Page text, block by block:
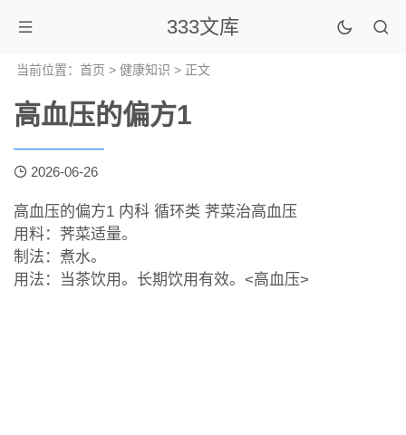
333文库
当前位置： 首页 > 健康知识 > 正文
高血压的偏方1
2026-06-26
高血压的偏方1 内科 循环类 荠菜治高血压
用料：荠菜适量。
制法：煮水。
用法：当茶饮用。长期饮用有效。<高血压>